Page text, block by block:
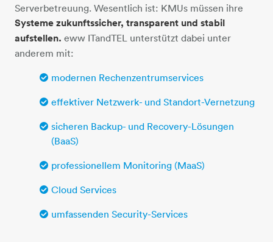
Serverbetreuung. Wesentlich ist: KMUs müssen ihre
Systeme zukunftssicher, transparent und stabil
aufstellen. eww ITandTEL unterstützt dabei unter
anderem mit:
modernen Rechenzentrumservices
effektiver Netzwerk- und Standort-Vernetzung
sicheren Backup- und Recovery-Lösungen
(BaaS)
professionellem Monitoring (MaaS)
Cloud Services
umfassenden Security-Services